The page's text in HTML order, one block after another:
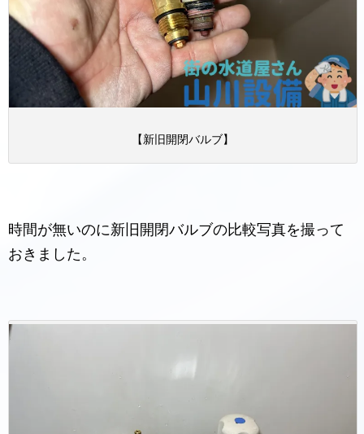
【新旧開閉バルブ】
時間が無いのに新旧開閉バルブの比較写真を撮って
おきました。